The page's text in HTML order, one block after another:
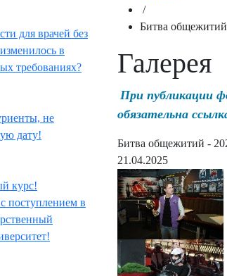
для врачей без
в
требованиях?
не
дату!
курс!
поступлением в
/
Битва
Галерея
При публикации
обязательна
Битва общежитий -
21.04.2025